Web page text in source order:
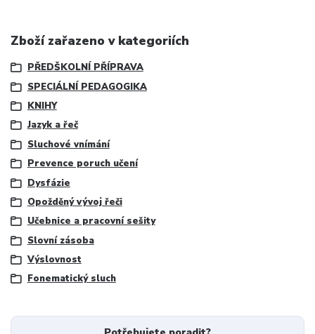
Zboží zařazeno v kategoriích
PŘEDŠKOLNÍ PŘÍPRAVA
SPECIÁLNÍ PEDAGOGIKA
KNIHY
Jazyk a řeč
Sluchové vnímání
Prevence poruch učení
Dysfázie
Opožděný vývoj řeči
Učebnice a pracovní sešity
Slovní zásoba
Výslovnost
Fonematický sluch